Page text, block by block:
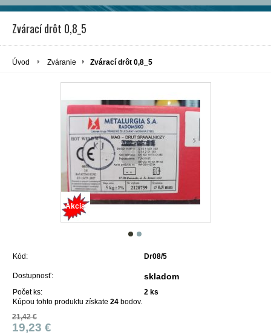
Zvárací drôt 0,8_5
Úvod Zváranie Zvárací drôt 0,8_5
Akcia
Kód: Dr08/5
Dostupnosť: skladom
Počet ks: 2 ks
Kúpou tohto produktu získate 24 bodov.
21,42 €
19,23 €